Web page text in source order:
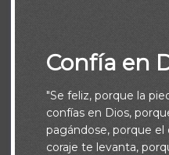
Confía en
"Se feliz, porque la
confías en Dios,
pagándose, porque el
coraje te levanta,